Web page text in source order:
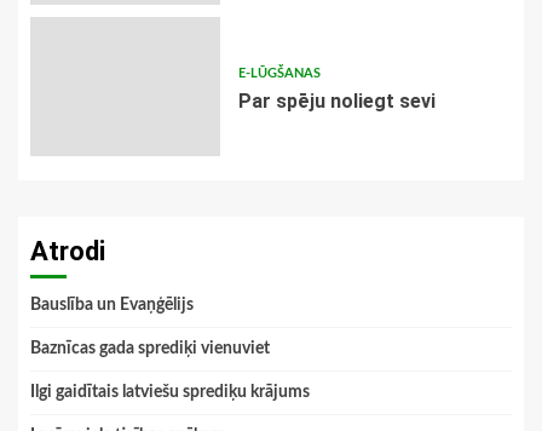
E-LŪGŠANAS
Par spēju noliegt sevi
Atrodi
Bauslība un Evaņģēlijs
Baznīcas gada sprediķi vienuviet
Ilgi gaidītais latviešu sprediķu krājums